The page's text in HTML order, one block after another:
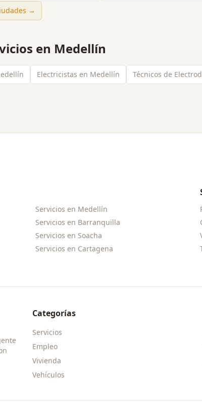
→
en Medellín
Electricistas en Medellín Técnicos de
Servicios en Medellín
Servicios en Barranquilla
Servicios en Soacha
Servicios en Cartagena
Categorías
Servicios
Empleo
Vivienda
Vehículos